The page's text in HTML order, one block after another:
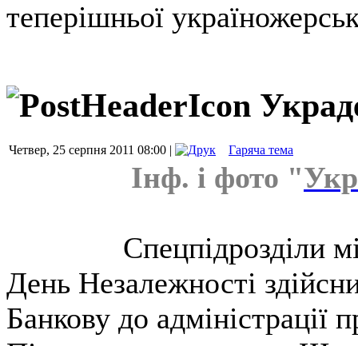
теперішньої
Четвер, 25 серпня 2011 08:00 | Гаряча тема
Інф. і фото "
Спецпідрозділи
День Незалежності
Банкову до адміністрації